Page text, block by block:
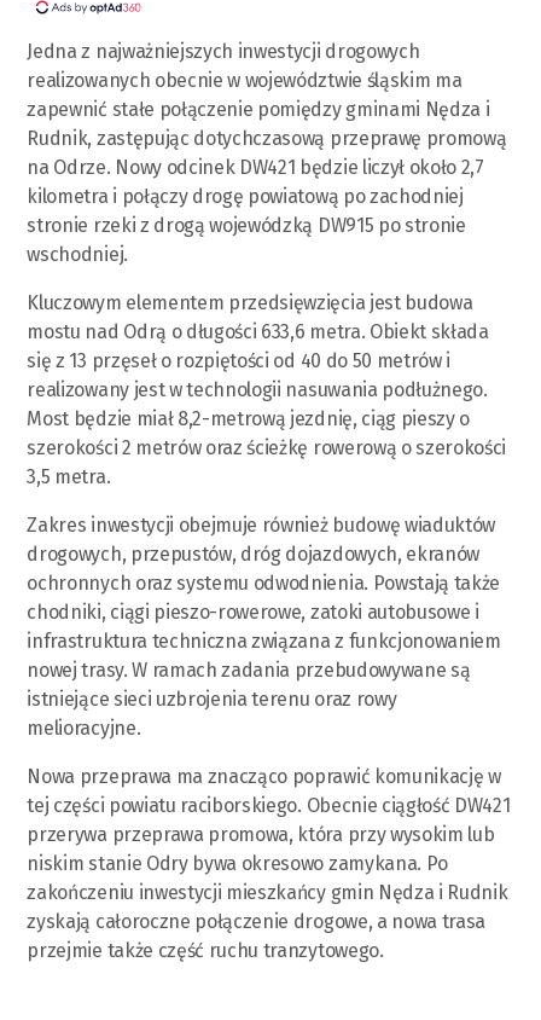
Jedna z najważniejszych inwestycji drogowych
realizowanych obecnie w województwie śląskim ma
zapewnić stałe połączenie pomiędzy gminami Nędza i
Rudnik, zastępując dotychczasową przeprawę promową
na Odrze. Nowy odcinek DW421 będzie liczył około 2,7
kilometra i połączy drogę powiatową po zachodniej
stronie rzeki z drogą wojewódzką DW915 po stronie
wschodniej.
Kluczowym elementem przedsięwzięcia jest budowa
mostu nad Odrą o długości 633,6 metra. Obiekt składa
się z 13 przęseł o rozpiętości od 40 do 50 metrów i
realizowany jest w technologii nasuwania podłużnego.
Most będzie miał 8,2-metrową jezdnię, ciąg pieszy o
szerokości 2 metrów oraz ścieżkę rowerową o szerokości
3,5 metra.
Zakres inwestycji obejmuje również budowę wiaduktów
drogowych, przepustów, dróg dojazdowych, ekranów
ochronnych oraz systemu odwodnienia. Powstają także
chodniki, ciągi pieszo-rowerowe, zatoki autobusowe i
infrastruktura techniczna związana z funkcjonowaniem
nowej trasy. W ramach zadania przebudowywane są
istniejące sieci uzbrojenia terenu oraz rowy
melioracyjne.
Nowa przeprawa ma znacząco poprawić komunikację w
tej części powiatu raciborskiego. Obecnie ciągłość DW421
przerywa przeprawa promowa, która przy wysokim lub
niskim stanie Odry bywa okresowo zamykana. Po
zakończeniu inwestycji mieszkańcy gmin Nędza i Rudnik
zyskają całoroczne połączenie drogowe, a nowa trasa
przejmie także część ruchu tranzytowego.